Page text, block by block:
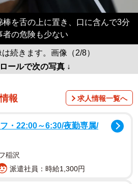
を舌の上に置き、口に含んで3分
者の危険も少ない
続きます。画像（2/8）
ールで次の写真 ↓
報 求人情報一覧へ
・22:00～6:30/夜勤専属/
稲沢
派遣社員：時給1,300円